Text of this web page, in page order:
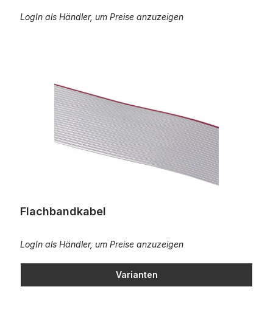
LogIn als Händler, um Preise anzuzeigen
Flachbandkabel
LogIn als Händler, um Preise anzuzeigen
Varianten